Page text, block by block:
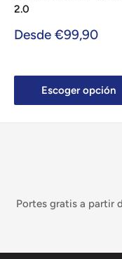
2.0
Precio
Desde €99,90
Escoger opción
Portes gratis a partir